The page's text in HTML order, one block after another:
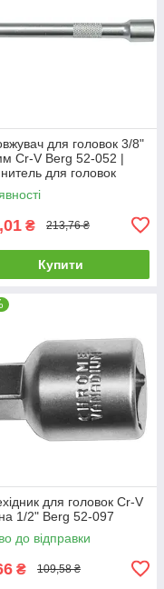
для головок 3/8"
Cr-V Berg 52-052 |
для головок
трещеток
₴ 213,76 ₴
Купити
для головок Cr-V
1/2" Berg 52-097
до відправки
₴ 109,58 ₴